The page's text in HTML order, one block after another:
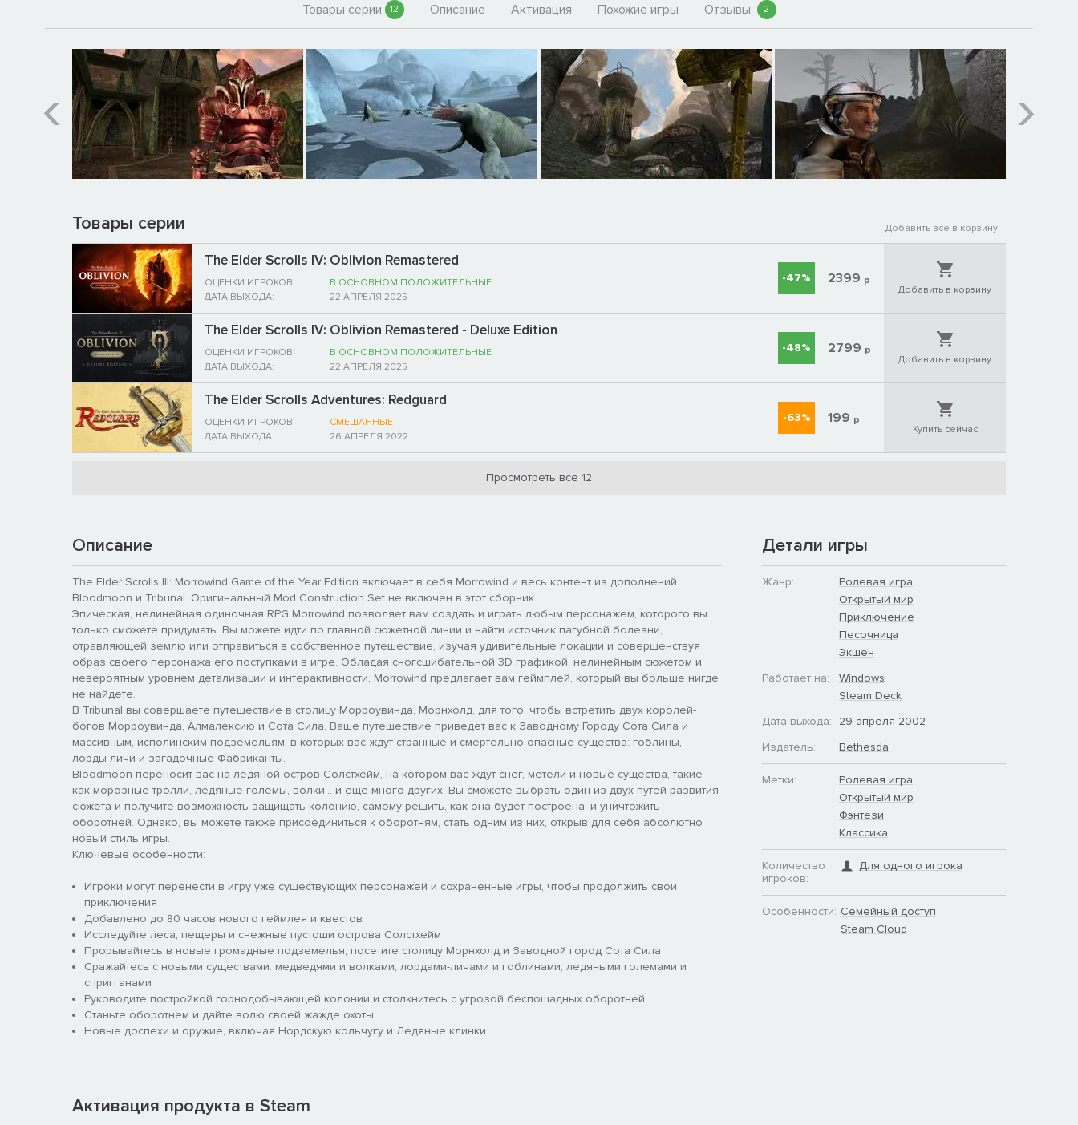
Товары серии 12 Описание Активация Похожие игры Отзывы 2
Товары серии Добавить все в корзину
The Elder Scrolls IV: Oblivion Remastered
ОЦЕНКИ ИГРОКОВ:
В ОСНОВНОМ ПОЛОЖИТЕЛЬНЫЕ
ДАТА ВЫХОДА:
22 АПРЕЛЯ 2025
-47% 2399 р
Добавить в корзину
The Elder Scrolls IV: Oblivion Remastered - Deluxe Edition
ОЦЕНКИ ИГРОКОВ:
В ОСНОВНОМ ПОЛОЖИТЕЛЬНЫЕ
ДАТА ВЫХОДА:
22 АПРЕЛЯ 2025
-48% 2799 р
Добавить в корзину
The Elder Scrolls Adventures: Redguard
ОЦЕНКИ ИГРОКОВ:
СМЕШАННЫЕ
ДАТА ВЫХОДА:
26 АПРЕЛЯ 2022
-63% 199 р
Купить сейчас
Просмотреть все 12
Описание
The Elder Scrolls III: Morrowind Game of the Year Edition включает в себя Morrowind и весь контент из дополнений
Bloodmoon и Tribunal. Оригинальный Mod Construction Set не включен в этот сборник.
Эпическая, нелинейная одиночная RPG Morrowind позволяет вам создать и играть любым персонажем, которого вы
только сможете придумать. Вы можете идти по главной сюжетной линии и найти источник пагубной болезни,
отравляющей землю или отправиться в собственное путешествие, изучая удивительные локации и совершенствуя
образ своего персонажа его поступками в игре. Обладая сногсшибательной 3D графикой, нелинейным сюжетом и
невероятным уровнем детализации и интерактивности, Morrowind предлагает вам геймплей, который вы больше нигде
не найдете.
В Tribunal вы совершаете путешествие в столицу Морроувинда, Морнхолд, для того, чтобы встретить двух королей-
богов Морроувинда, Алмалексию и Сота Сила. Ваше путешествие приведет вас к Заводному Городу Сота Сила и
массивным, исполинским подземельям, в которых вас ждут странные и смертельно опасные существа: гоблины,
лорды-личи и загадочные Фабриканты.
Bloodmoon переносит вас на ледяной остров Солстхейм, на котором вас ждут снег, метели и новые существа, такие
как морозные тролли, ледяные големы, волки... и еще много других. Вы сможете выбрать один из двух путей развития
сюжета и получите возможность защищать колонию, самому решить, как она будет построена, и уничтожить
оборотней. Однако, вы можете также присоединиться к оборотням, стать одним из них, открыв для себя абсолютно
новый стиль игры.
Ключевые особенности:
Игроки могут перенести в игру уже существующих персонажей и сохраненные игры, чтобы продолжить свои
приключения
Добавлено до 80 часов нового геймлея и квестов
Исследуйте леса, пещеры и снежные пустоши острова Солстхейм
Прорывайтесь в новые громадные подземелья, посетите столицу Морнхолд и Заводной город Сота Сила
Сражайтесь с новыми существами: медведями и волками, лордами-личами и гоблинами, ледяными големами и
спригганами
Руководите постройкой горнодобывающей колонии и столкнитесь с угрозой беспощадных оборотней
Станьте оборотнем и дайте волю своей жажде охоты
Новые доспехи и оружие, включая Нордскую кольчугу и Ледяные клинки
Активация продукта в Steam
Детали игры
Жанр:
Ролевая игра
Открытый мир
Приключение
Песочница
Экшен
Работает на:
Windows
Steam Deck
Дата выхода:
29 апреля 2002
Издатель:
Bethesda
Метки:
Ролевая игра
Открытый мир
Фэнтези
Классика
Количество
игроков:
Для одного игрока
Особенности: Семейный доступ
Steam Cloud